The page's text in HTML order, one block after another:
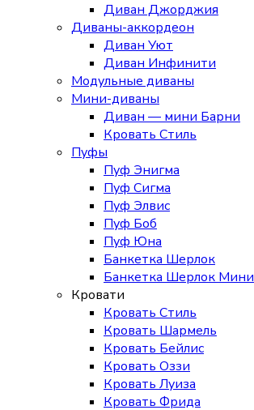
Диван Джорджия
Диваны-аккордеон
Диван Уют
Диван Инфинити
Модульные диваны
Мини-диваны
Диван — мини Барни
Кровать Стиль
Пуфы
Пуф Энигма
Пуф Сигма
Пуф Элвис
Пуф Боб
Пуф Юна
Банкетка Шерлок
Банкетка Шерлок Мини
Кровати
Кровать Стиль
Кровать Шармель
Кровать Бейлис
Кровать Оззи
Кровать Луиза
Кровать Фрида